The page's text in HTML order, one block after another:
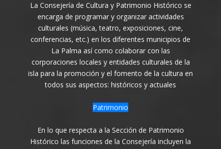
La Consejería de Cultura y Patrimonio Histórico se
encarga de programar y organizar actividades
culturales (música, teatro, exposiciones, cine,
conferencias, etc.) en los diferentes municipios de
La Palma así como colaborar con las
corporaciones locales y entidades culturales de la
isla para la promoción y el fomento de la cultura en
todos sus aspectos: históricos y actuales
Patrimonio
En lo que respecta a la Sección de Patrimonio
Histórico las funciones de la Consejería incluyen la